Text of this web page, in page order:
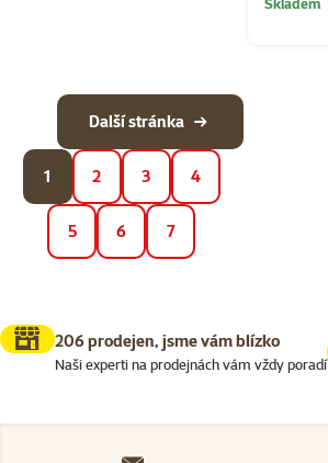
1 2 3 4
5 6 7
Další stránka
206 prodejen, jsme vám blízko
Naši experti na prodejnách vám vždy poradí